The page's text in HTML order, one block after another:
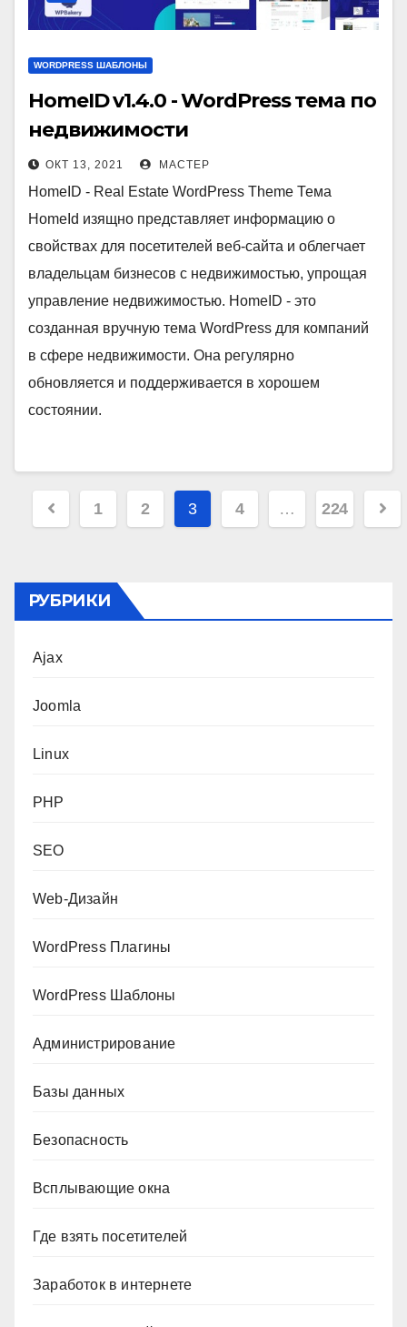
WORDPRESS ШАБЛОНЫ
HomeID v1.4.0 - WordPress тема по
недвижимости
ОКТ 13, 2021 МАСТЕР
HomeID - Real Estate WordPress Theme Тема
HomeId изящно представляет информацию о
свойствах для посетителей веб-сайта и облегчает
владельцам бизнесов с недвижимостью, упрощая
управление недвижимостью. HomeID - это
созданная вручную тема WordPress для компаний
в сфере недвижимости. Она регулярно
обновляется и поддерживается в хорошем
состоянии.
Пагинация
1 2 3 4 … 224
РУБРИКИ
Ajax
Joomla
Linux
PHP
SEO
Web-Дизайн
WordPress Плагины
WordPress Шаблоны
Администрирование
Базы данных
Безопасность
Всплывающие окна
Где взять посетителей
Заработок в интернете